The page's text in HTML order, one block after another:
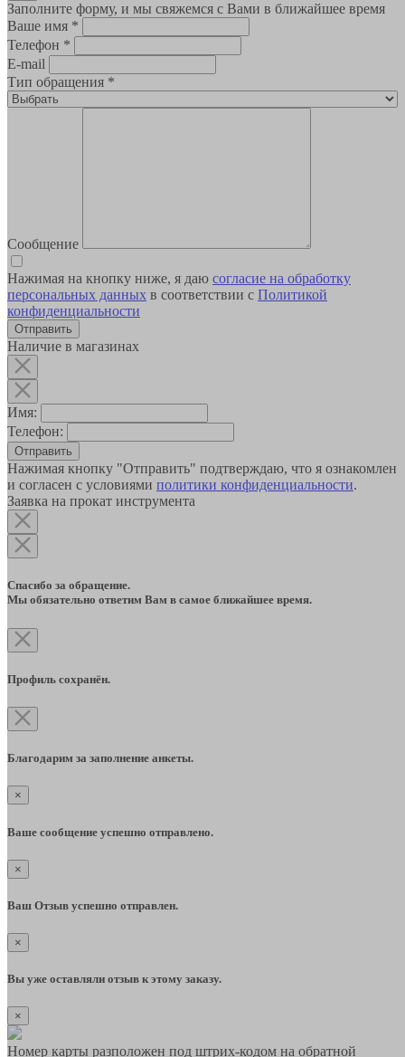
Заполните форму, и мы свяжемся с Вами в ближайшее время
Ваше имя *
Телефон *
E-mail
Тип обращения *
Сообщение
Нажимая на кнопку ниже, я даю согласие на обработку
персональных данных в соответствии с Политикой
конфиденциальности
Наличие в магазинах
Имя:
Телефон:
Отправить
Нажимая кнопку "Отправить" подтверждаю, что я ознакомлен
и согласен с условиями политики конфиденциальности.
Заявка на прокат инструмента
Спасибо за обращение.
Мы обязательно ответим Вам в самое ближайшее время.
Профиль сохранён.
Благодарим за заполнение анкеты.
×
Ваше сообщение успешно отправлено.
×
Ваш Отзыв успешно отправлен.
×
Вы уже оставляли отзыв к этому заказу.
×
Номер карты разположен под штрих-кодом на обратной